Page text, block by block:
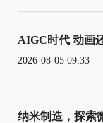
AIGC时代 动画
2026-08-05 09:33
纳米制造，探索